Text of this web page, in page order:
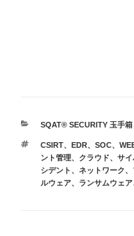
カ
ゴ
リ
ー
SQAT® SECURITY 玉手箱
タ
グ
CSIRT、 EDR、 SOC、
ント管理、 クラウド、 サイ
シデント 、 ネットワーク、
ルウェア、 ランサムウェア